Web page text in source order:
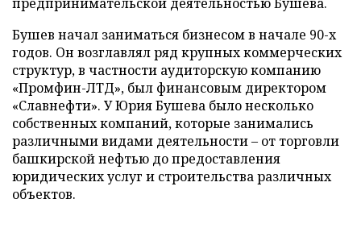
Бушев начал заниматься бизнесом в начале 90-х
годов. Он возглавлял ряд крупных коммерческих
структур, в частности аудиторскую компанию
«Промфин-ЛТД», был финансовым директором
«Славнефти». У Юрия Бушева было несколько
собственных компаний, которые занимались
различными видами деятельности – от торговли
башкирской нефтью до предоставления
юридических услуг и строительства различных
объектов.